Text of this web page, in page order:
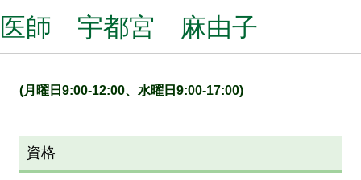
医師 宇都宮 麻由子
(月曜日9:00-12:00、水曜日9:00-17:00)
資格